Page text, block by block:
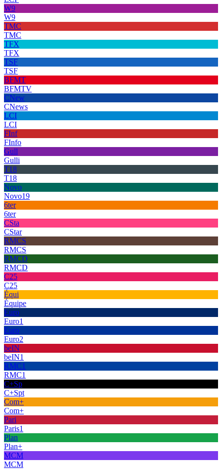
W9
W9
TMC
TMC
TFX
TFX
TSF
TSF
BFMT
BFMTV
CNew
CNews
LCI
LCI
FInf
FInfo
Gull
Gulli
T18
T18
Novo
Novo19
6ter
6ter
CSta
CStar
RMCS
RMCS
RMCD
RMCD
C25
C25
Équi
Équipe
Euro
Euro1
Euro
Euro2
beIN
beIN1
RMC1
RMC1
C+Sp
C+Spt
Com+
Com+
Pari
Paris1
Plan
Plan+
MCM
MCM